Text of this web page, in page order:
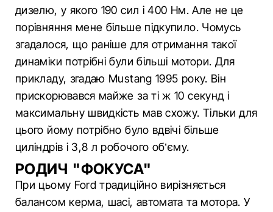
дизелю, у якого 190 сил і 400 Нм. Але не це
порівняння мене більше підкупило. Чомусь
згадалося, що раніше для отримання такої
динаміки потрібні були більші мотори. Для
прикладу, згадаю Mustang 1995 року. Він
прискорювався майже за ті ж 10 секунд і
максимальну швидкість мав схожу. Тільки для
цього йому потрібно було вдвічі більше
циліндрів і 3,8 л робочого об’єму.
РОДИЧ "ФОКУСА"
При цьому Ford традиційно вирізняється
балансом керма, шасі, автомата та мотора. У